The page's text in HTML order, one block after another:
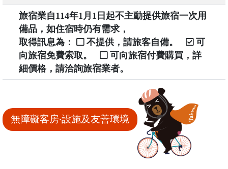
旅宿業自114年1月1日起不主動提供旅宿一次用
備品，如住宿時仍有需求，
取得訊息為：
不提供，請旅客自備。
可
向旅宿免費索取。
可向旅宿付費購買，詳
細價格，請洽詢旅宿業者。
無障礙客房‧設施及友善環境